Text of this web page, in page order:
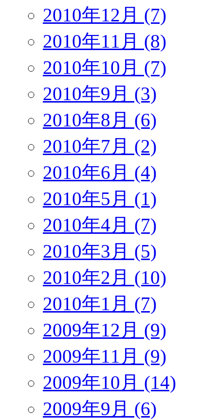
2010年12月 (7)
2010年11月 (8)
2010年10月 (7)
2010年9月 (3)
2010年8月 (6)
2010年7月 (2)
2010年6月 (4)
2010年5月 (1)
2010年4月 (7)
2010年3月 (5)
2010年2月 (10)
2010年1月 (7)
2009年12月 (9)
2009年11月 (9)
2009年10月 (14)
2009年9月 (6)